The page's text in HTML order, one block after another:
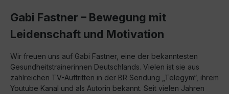
Gabi Fastner – Bewegung mit
Leidenschaft und Motivation
Wir freuen uns auf Gabi Fastner, eine der bekanntesten
Gesundheitstrainerinnen Deutschlands. Vielen ist sie aus
zahlreichen TV-Auftritten in der BR Sendung „Telegym“, ihrem
Youtube Kanal und als Autorin bekannt. Seit vielen Jahren